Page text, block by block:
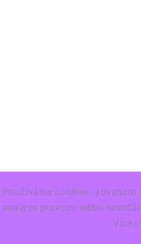
Používáme cookies,
analýze provozu webu
Více